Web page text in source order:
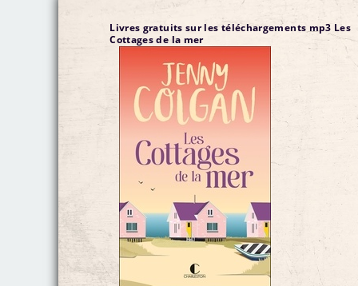
Livres gratuits sur les téléchargements mp3 Les
Cottages de la mer